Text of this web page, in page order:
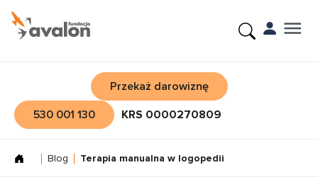
Przekaż darowiznę
530 001 130
KRS 0000270809
Blog Terapia manualna w logopedii